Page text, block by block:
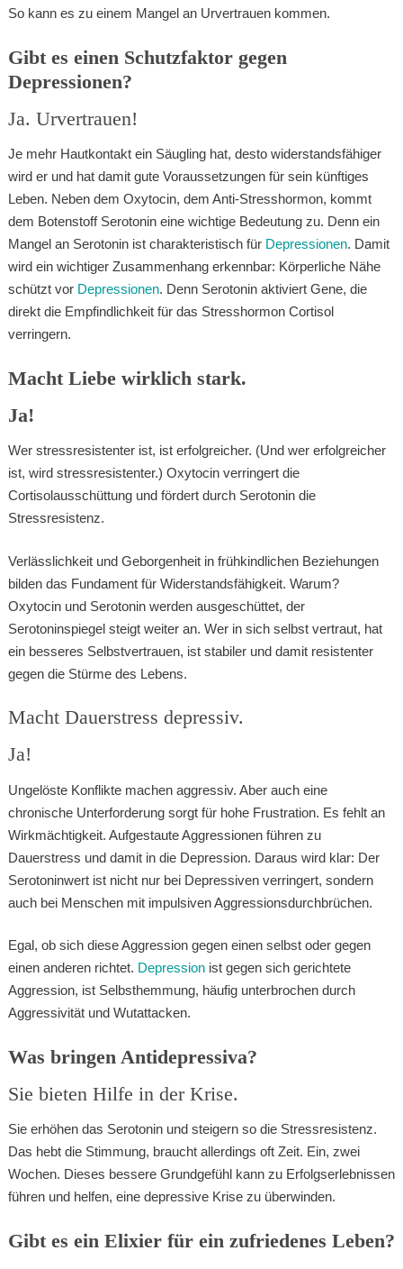
So kann es zu einem Mangel an Urvertrauen kommen.
Gibt es einen Schutzfaktor gegen
Depressionen?
Ja. Urvertrauen!
Je mehr Hautkontakt ein Säugling hat, desto widerstandsfähiger
wird er und hat damit gute Voraussetzungen für sein künftiges
Leben. Neben dem Oxytocin, dem Anti-Stresshormon, kommt
dem Botenstoff Serotonin eine wichtige Bedeutung zu. Denn ein
Mangel an Serotonin ist charakteristisch für Depressionen. Damit
wird ein wichtiger Zusammenhang erkennbar: Körperliche Nähe
schützt vor Depressionen. Denn Serotonin aktiviert Gene, die
direkt die Empfindlichkeit für das Stresshormon Cortisol
verringern.
Macht Liebe wirklich stark.
Ja!
Wer stressresistenter ist, ist erfolgreicher. (Und wer erfolgreicher
ist, wird stressresistenter.) Oxytocin verringert die
Cortisolausschüttung und fördert durch Serotonin die
Stressresistenz.
Verlässlichkeit und Geborgenheit in frühkindlichen Beziehungen
bilden das Fundament für Widerstandsfähigkeit. Warum?
Oxytocin und Serotonin werden ausgeschüttet, der
Serotoninspiegel steigt weiter an. Wer in sich selbst vertraut, hat
ein besseres Selbstvertrauen, ist stabiler und damit resistenter
gegen die Stürme des Lebens.
Macht Dauerstress depressiv.
Ja!
Ungelöste Konflikte machen aggressiv. Aber auch eine
chronische Unterforderung sorgt für hohe Frustration. Es fehlt an
Wirkmächtigkeit. Aufgestaute Aggressionen führen zu
Dauerstress und damit in die Depression. Daraus wird klar: Der
Serotoninwert ist nicht nur bei Depressiven verringert, sondern
auch bei Menschen mit impulsiven Aggressionsdurchbrüchen.
Egal, ob sich diese Aggression gegen einen selbst oder gegen
einen anderen richtet. Depressionist gegen sich gerichtete
Aggression, ist Selbsthemmung, häufig unterbrochen durch
Aggressivität und Wutattacken.
Was bringen Antidepressiva?
Sie bieten Hilfe in der Krise.
Sie erhöhen das Serotonin und steigern so die Stressresistenz.
Das hebt die Stimmung, braucht allerdings oft Zeit. Ein, zwei
Wochen. Dieses bessere Grundgefühl kann zu Erfolgserlebnissen
führen und helfen, eine depressive Krise zu überwinden.
Gibt es ein Elixier für ein zufriedenes Leben?